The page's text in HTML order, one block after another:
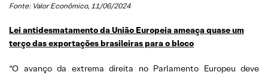
Fonte: Valor Econômico, 11/06/2024
Lei antidesmatamento da União Europeia ameaça quase um
terço das exportações brasileiras para o bloco
“O avanço da extrema direita no Parlamento Europeu deve